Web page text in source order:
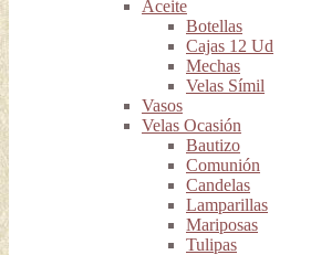
Aceite
Botellas
Cajas 12 Ud
Mechas
Velas Símil
Vasos
Velas Ocasión
Bautizo
Comunión
Candelas
Lamparillas
Mariposas
Tulipas